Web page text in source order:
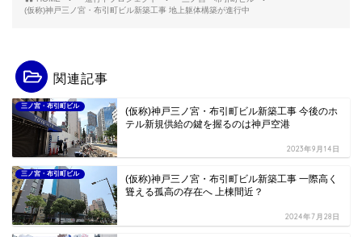
(仮称)神戸三ノ宮・布引町ビル新築工事 地上躯体構築が進行中
関連記事
三ノ宮・布引町ビル
(仮称)神戸三ノ宮・布引町ビル新築工事 今後のホ
テル新規供給の鍵を握るのは神戸空港
2023年9月14日
三ノ宮・布引町ビル
(仮称)神戸三ノ宮・布引町ビル新築工事 一際高く
聳える孤高の存在へ 上棟間近？
2024年7月28日